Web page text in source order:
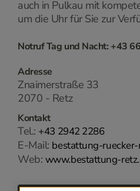
auch in Pulkau mit
um die Uhr für Sie zur
Notruf Tag und Nacht: +43
Adresse
Znaimerstraße 33
2070 - Retz
Kontakt
Tel.: +43 2942 2286
E-Mail: bestattung-
Web: www.bestattung-